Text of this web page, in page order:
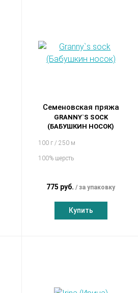
Семеновская пряжа
GRANNY`S SOCK
(БАБУШКИН НОСОК)
100 г / 250 м
100% шерсть
775 руб. за упаковку
Купить